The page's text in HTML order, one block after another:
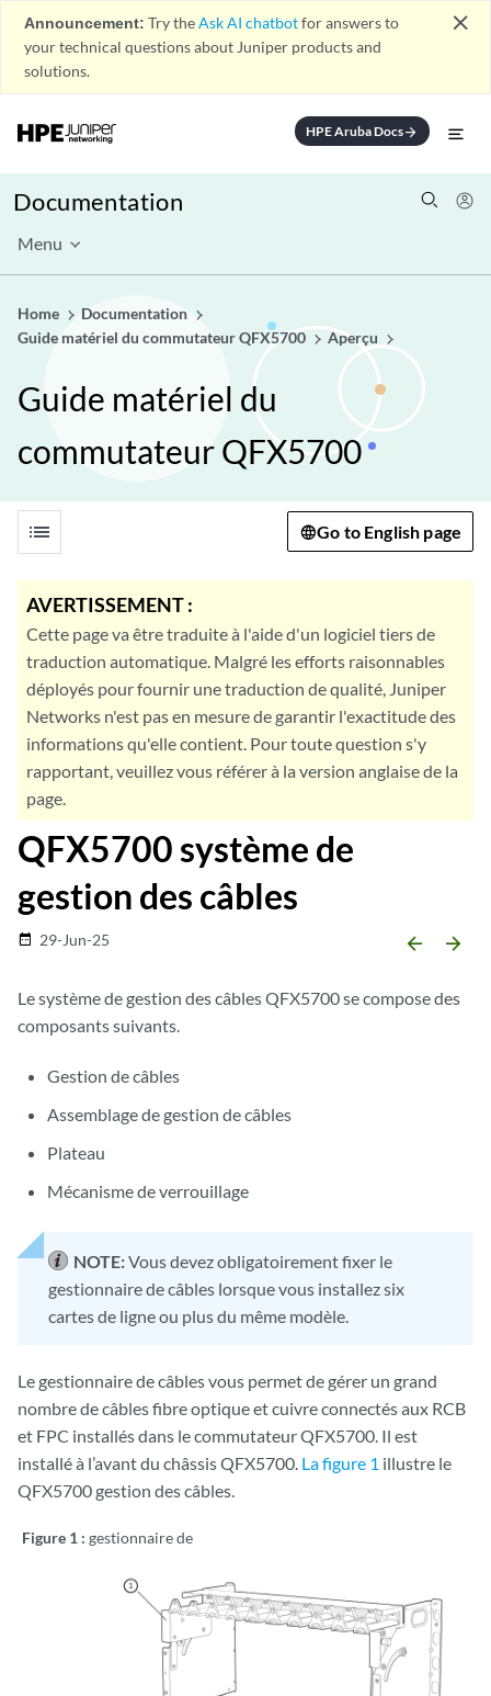
Announcement: Try theAsk AI chatbotfor answers to
your technical questions about Juniper products and
solutions.
close
HPE Aruba Docsarrow_forward
Documentation
Menu
Home
Documentation
Guide matériel du commutateur QFX5700
Aperçu
Guide matériel du
commutateur QFX5700
list Go to English page
AVERTISSEMENT :
Cette page va être traduite à l'aide d'un logiciel tiers de
traduction automatique. Malgré les efforts raisonnables
déployés pour fournir une traduction de qualité, Juniper
Networks n'est pas en mesure de garantir l'exactitude des
informations qu'elle contient. Pour toute question s'y
rapportant, veuillez vous référer à la version anglaise de la
page.
QFX5700 système de
gestion des câbles
date_range 29-Jun-25 arrow_backward arrow_forward
Le système de gestion des câbles QFX5700 se compose des
composants suivants.
Gestion de câbles
Assemblage de gestion de câbles
Plateau
Mécanisme de verrouillage
NOTE:Vous devez obligatoirement fixer le
gestionnaire de câbles lorsque vous installez six
cartes de ligne ou plus du même modèle.
Le gestionnaire de câbles vous permet de gérer un grand
nombre de câbles fibre optique et cuivre connectés aux RCB
et FPC installés dans le commutateur QFX5700. Il est
installé à l’avant du châssis QFX5700. La figure 1 illustre le
QFX5700 gestion des câbles.
Figure 1 : gestionnaire de